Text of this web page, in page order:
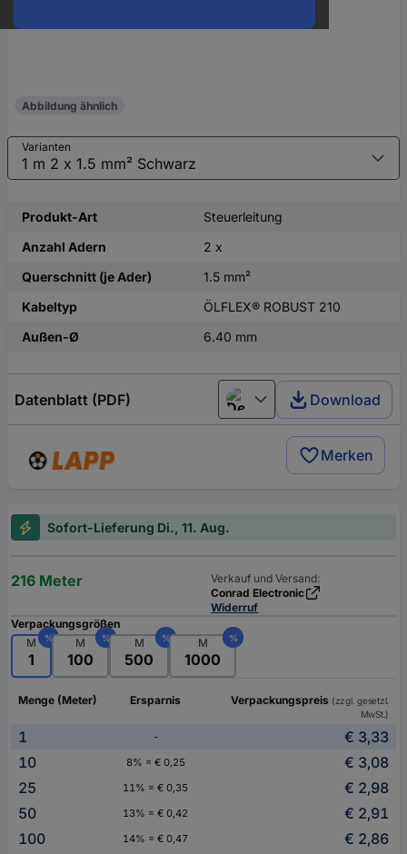
Abbildung ähnlich
Varianten
Produkt-Art
Steuerleitung
Anzahl Adern
2 x
Querschnitt (je Ader)
1.5 mm²
Kabeltyp
ÖLFLEX® ROBUST 210
Außen-Ø
6.40 mm
Datenblatt (PDF) Deutsch (Deutschland)
Download
Merken
Sofort-Lieferung Di., 11. Aug.
216 Meter
Verkauf und Versand:
Conrad Electronic
Widerruf
Verpackungsgrößen
M
%
1
M %
100
M %
500
M %
1000
Menge (Meter) Ersparnis Verpackungspreis (zzgl. gesetzl.
MwSt.)
1 -
€ 3,33
10
8% = € 0,25
€ 3,08
25
11% = € 0,35
€ 2,98
50
13% = € 0,42
€ 2,91
100
14% = € 0,47
€ 2,86